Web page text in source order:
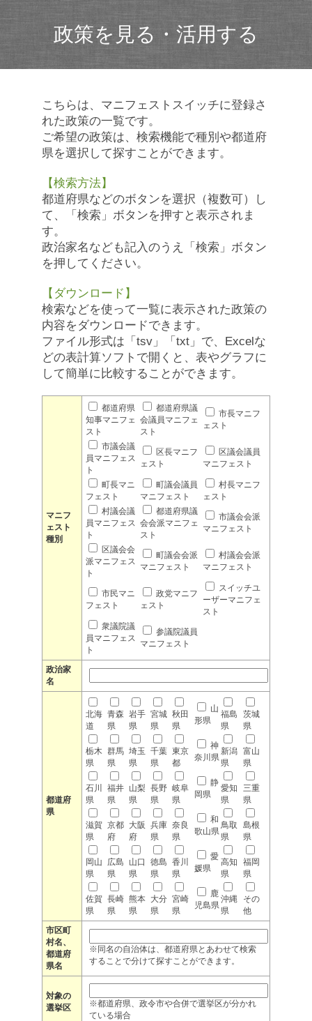
政策を見る・活用する
こちらは、マニフェストスイッチに登録さ
れた政策の一覧です。
ご希望の政策は、検索機能で種別や都道府
県を選択して探すことができます。
【検索方法】
都道府県などのボタンを選択（複数可）し
て、「検索」ボタンを押すと表示されま
す。
政治家名なども記入のうえ「検索」ボタン
を押してください。
【ダウンロード】
検索などを使って一覧に表示された政策の
内容をダウンロードできます。
ファイル形式は「tsv」「txt」で、Excelな
どの表計算ソフトで開くと、表やグラフに
して簡単に比較することができます。
マニフ
ェスト
種別
都道府県
知事マニフェ
スト
都道府県議
会議員マニフェ
スト
市長マニフ
ェスト
市議会議
員マニフェス
ト
区長マニフ
ェスト
区議会議員
マニフェスト
町長マニ
フェスト
町議会議員
マニフェスト
村長マニフ
ェスト
村議会議
員マニフェス
ト
都道府県議
会会派マニフェ
スト
市議会会派
マニフェスト
区議会会
派マニフェス
ト
町議会会派
マニフェスト
村議会会派
マニフェスト
市民マニ
フェスト
政党マニフ
ェスト
スイッチユ
ーザーマニフェ
スト
衆議院議
員マニフェス
ト
参議院議員
マニフェスト
政治家
名
都道府
県
北海
道
青森
県
岩手
県
宮城
県
秋田
県
山
形県
福島
県
茨城
県
栃木
県
群馬
県
埼玉
県
千葉
県
東京
都
神
奈川県
新潟
県
富山
県
石川
県
福井
県
山梨
県
長野
県
岐阜
県
静
岡県
愛知
県
三重
県
滋賀
県
京都
府
大阪
府
兵庫
県
奈良
県
和
歌山県
鳥取
県
島根
県
岡山
県
広島
県
山口
県
徳島
県
香川
県
愛
媛県
高知
県
福岡
県
佐賀
県
長崎
県
熊本
県
大分
県
宮崎
県
鹿
児島県
沖縄
県
その
他
市区町
村名、
都道府
県名
※同名の自治体は、都道府県とあわせて検索
することで分けて探すことができます。
対象の
選挙区
※都道府県、政令市や合併で選挙区が分かれ
ている場合